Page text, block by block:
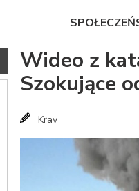
Wideo z
Szokujące
Krav